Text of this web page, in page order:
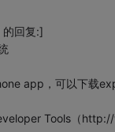
回复:]
app，可以下
Tools（